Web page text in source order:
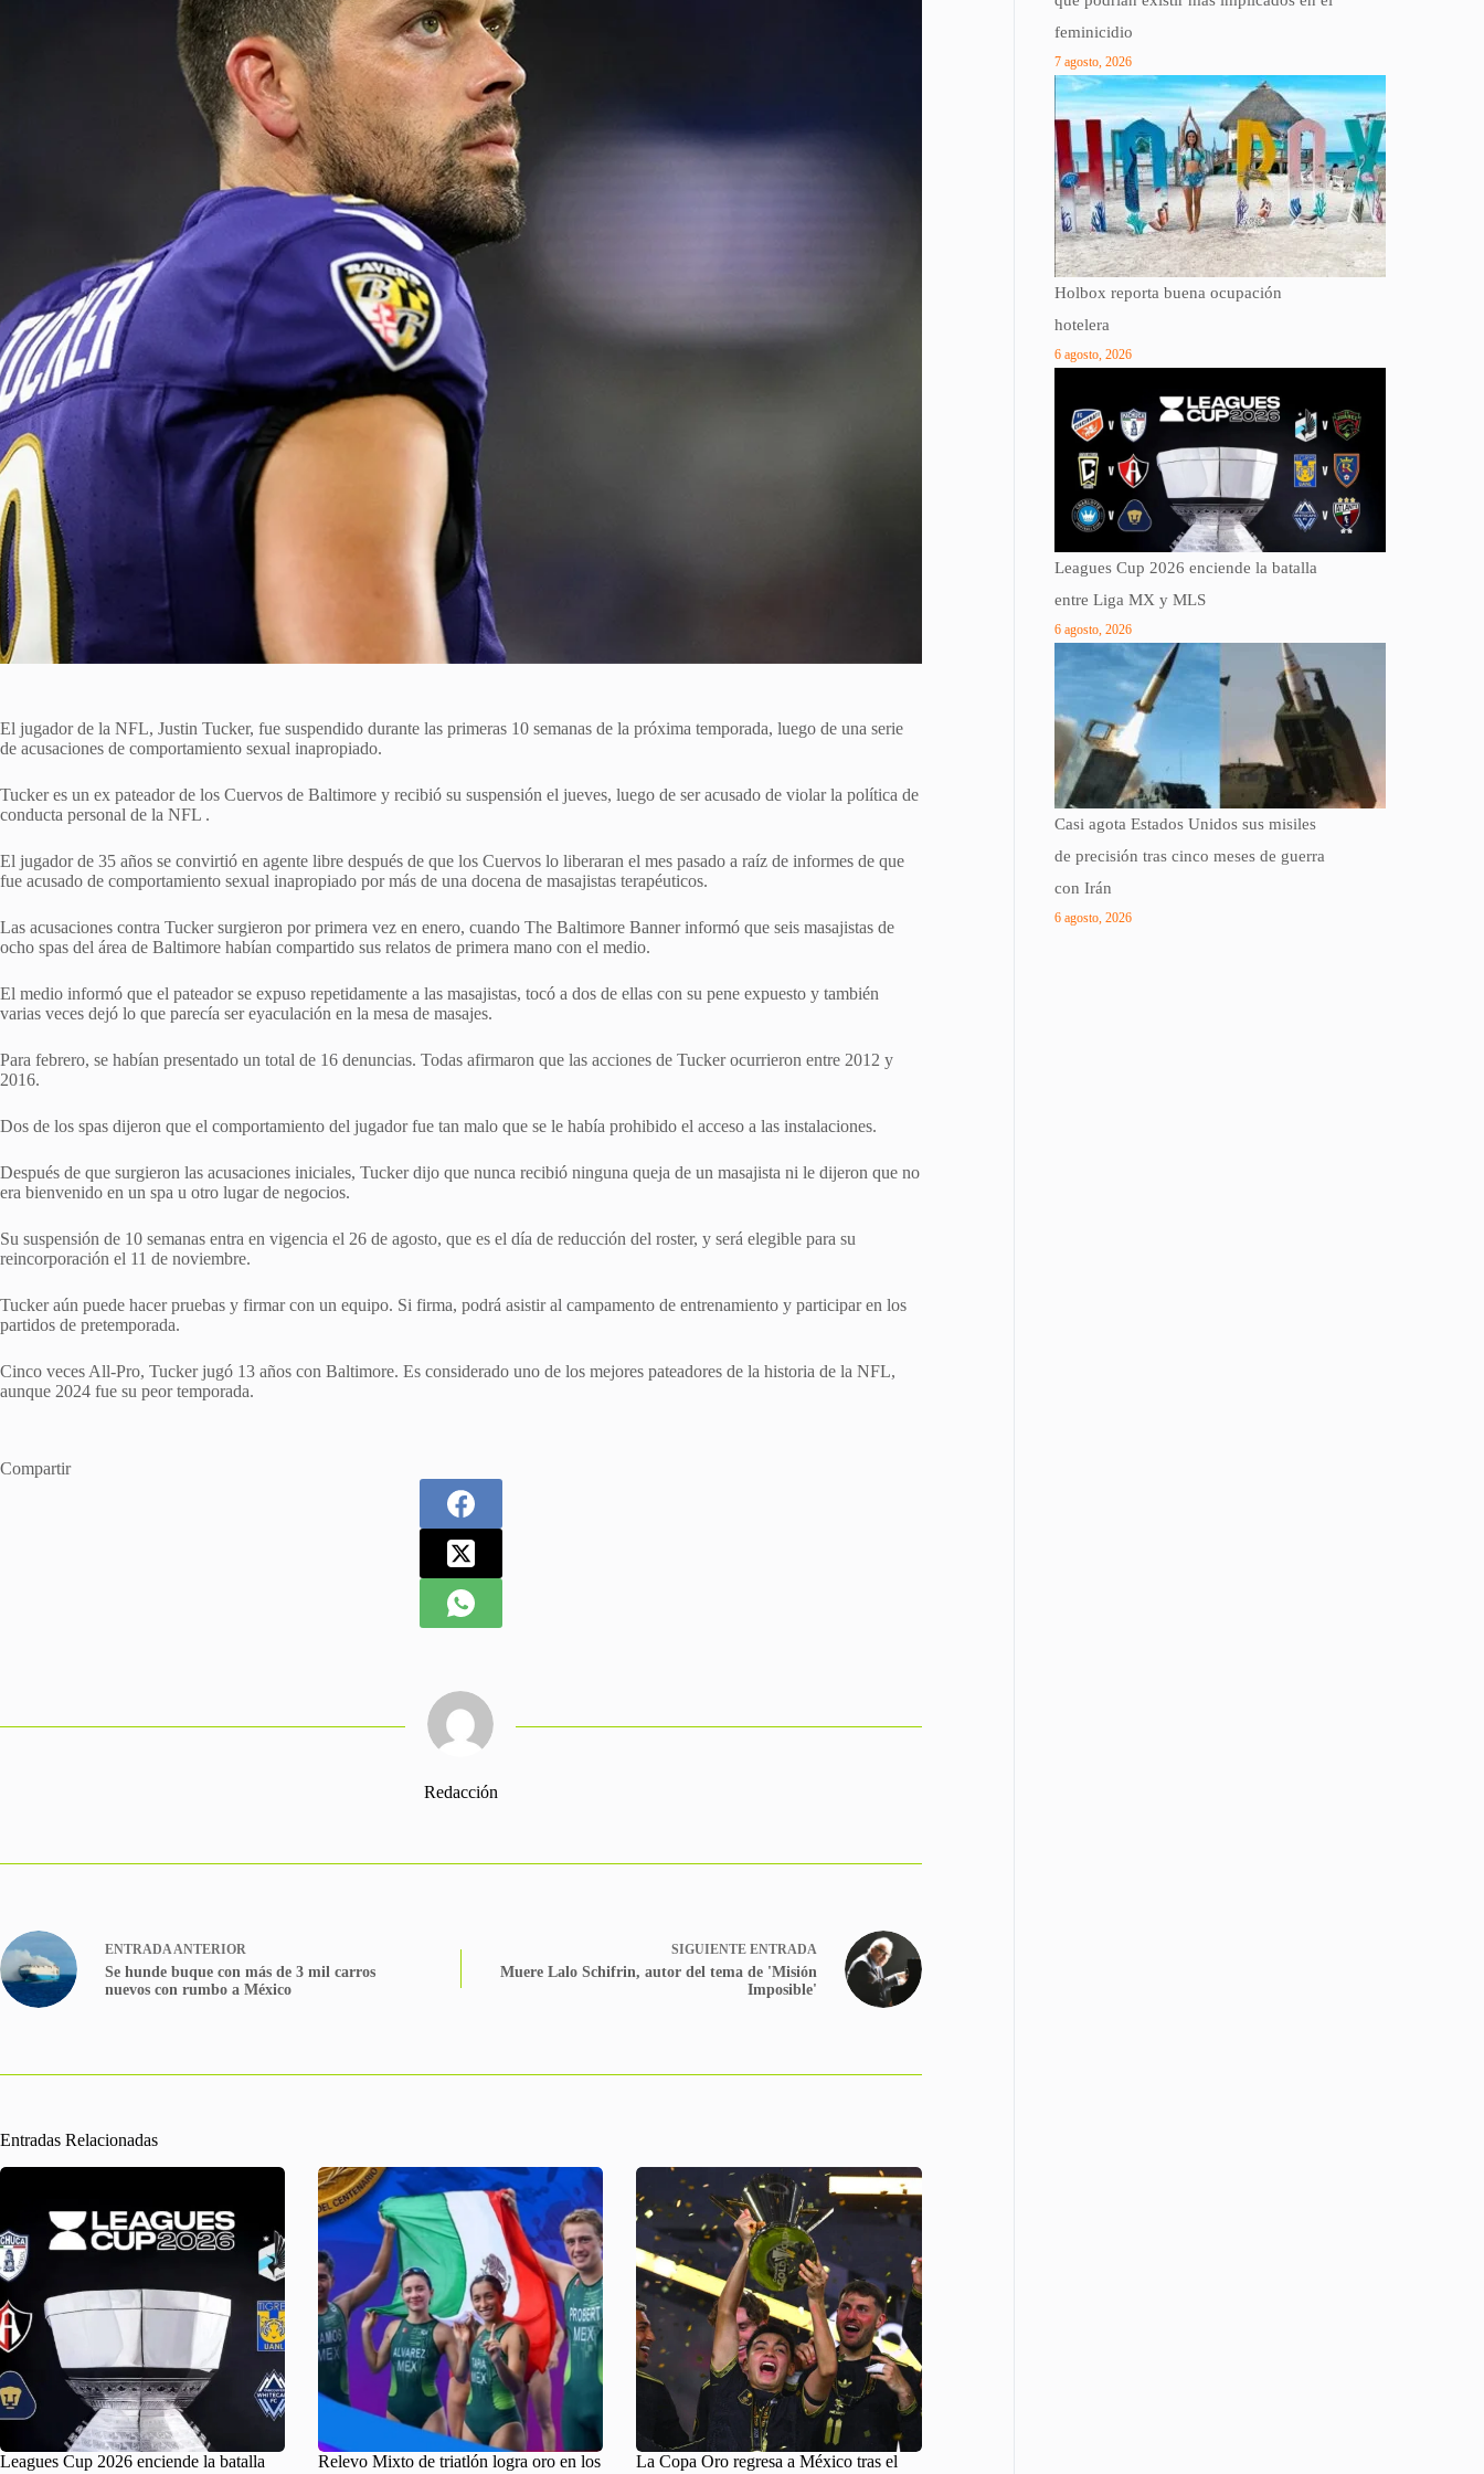
El jugador de la NFL, Justin Tucker, fue suspendido durante las primeras 10 semanas de la próxima temporada, luego de una serie
de acusaciones de comportamiento sexual inapropiado.
Tucker es un ex pateador de los Cuervos de Baltimore y recibió su suspensión el jueves, luego de ser acusado de violar la política de
conducta personal de la NFL .
El jugador de 35 años se convirtió en agente libre después de que los Cuervos lo liberaran el mes pasado a raíz de informes de que
fue acusado de comportamiento sexual inapropiado por más de una docena de masajistas terapéuticos.
Las acusaciones contra Tucker surgieron por primera vez en enero, cuando The Baltimore Banner informó que seis masajistas de
ocho spas del área de Baltimore habían compartido sus relatos de primera mano con el medio.
El medio informó que el pateador se expuso repetidamente a las masajistas, tocó a dos de ellas con su pene expuesto y también
varias veces dejó lo que parecía ser eyaculación en la mesa de masajes.
Para febrero, se habían presentado un total de 16 denuncias. Todas afirmaron que las acciones de Tucker ocurrieron entre 2012 y
2016.
Dos de los spas dijeron que el comportamiento del jugador fue tan malo que se le había prohibido el acceso a las instalaciones.
Después de que surgieron las acusaciones iniciales, Tucker dijo que nunca recibió ninguna queja de un masajista ni le dijeron que no
era bienvenido en un spa u otro lugar de negocios.
Su suspensión de 10 semanas entra en vigencia el 26 de agosto, que es el día de reducción del roster, y será elegible para su
reincorporación el 11 de noviembre.
Tucker aún puede hacer pruebas y firmar con un equipo. Si firma, podrá asistir al campamento de entrenamiento y participar en los
partidos de pretemporada.
Cinco veces All-Pro, Tucker jugó 13 años con Baltimore. Es considerado uno de los mejores pateadores de la historia de la NFL,
aunque 2024 fue su peor temporada.
Compartir
Redacción
ENTRADAANTERIOR
Se hunde buque con más de 3 mil carros
nuevos con rumbo a México
SIGUIENTE ENTRADA
Muere Lalo Schifrin, autor del tema de 'Misión
Imposible'
Entradas Relacionadas
Leagues Cup 2026 enciende la batalla
Relevo Mixto de triatlón logra oro en los
La Copa Oro regresa a México tras el
feminicidio
7 agosto, 2026
Holbox reporta buena ocupación
hotelera
6 agosto, 2026
Leagues Cup 2026 enciende la batalla
entre Liga MX y MLS
6 agosto, 2026
Casi agota Estados Unidos sus misiles
de precisión tras cinco meses de guerra
con Irán
6 agosto, 2026